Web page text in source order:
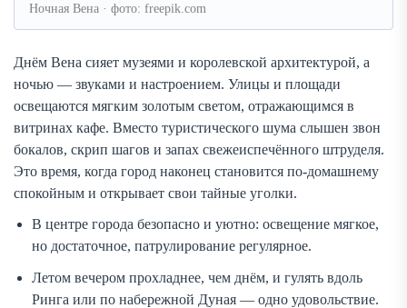
Ночная Вена · фото: freepik.com
Днём Вена сияет музеями и королевской архитектурой, а
ночью — звуками и настроением. Улицы и площади
освещаются мягким золотым светом, отражающимся в
витринах кафе. Вместо туристического шума слышен звон
бокалов, скрип шагов и запах свежеиспечённого штруделя.
Это время, когда город наконец становится по-домашнему
спокойным и открывает свои тайные уголки.
В центре города безопасно и уютно: освещение мягкое,
но достаточное, патрулирование регулярное.
Летом вечером прохладнее, чем днём, и гулять вдоль
Ринга или по набережной Дуная — одно удовольствие.